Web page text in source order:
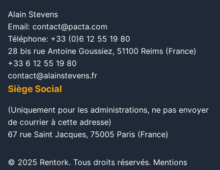
Alain Stevens
Email: contact@pacta.com
Téléphone: +33 (0)6 12 55 19 80
28 bis rue Antoine Goussiez, 51100 Reims (France)
+33 6 12 55 19 80
contact@alainstevens.fr
Siège Social
(Uniquement pour les administrations, ne pas envoyer
de courrier à cette adresse)
67 rue Saint Jacques, 75005 Paris (France)
© 2025 Rentork. Tous droits réservés. Mentions